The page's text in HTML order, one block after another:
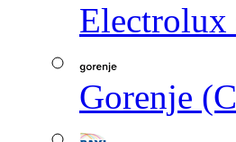
Gorenje